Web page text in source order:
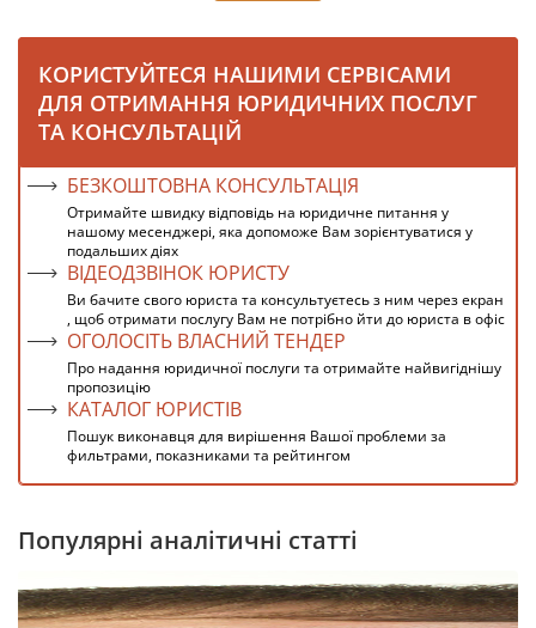
КОРИСТУЙТЕСЯ НАШИМИ СЕРВІСАМИ
ДЛЯ ОТРИМАННЯ ЮРИДИЧНИХ ПОСЛУГ
ТА КОНСУЛЬТАЦІЙ
БЕЗКОШТОВНА КОНСУЛЬТАЦІЯ
Отримайте швидку відповідь на юридичне питання у
нашому месенджері, яка допоможе Вам зорієнтуватися у
подальших діях
ВІДЕОДЗВІНОК ЮРИСТУ
Ви бачите свого юриста та консультуєтесь з ним через екран
, щоб отримати послугу Вам не потрібно йти до юриста в офіс
ОГОЛОСІТЬ ВЛАСНИЙ ТЕНДЕР
Про надання юридичної послуги та отримайте найвигіднішу
пропозицію
КАТАЛОГ ЮРИСТІВ
Пошук виконавця для вирішення Вашої проблеми за
фильтрами, показниками та рейтингом
Популярні аналітичні статті